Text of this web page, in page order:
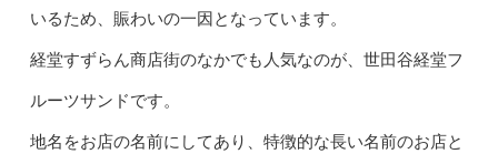
いるため、賑わいの一因となっています。
経堂すずらん商店街のなかでも人気なのが、世田谷経堂フ
ルーツサンドです。
地名をお店の名前にしてあり、特徴的な長い名前のお店と